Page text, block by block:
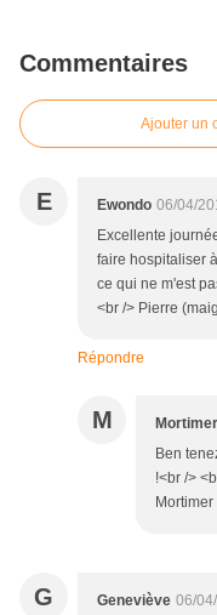
Commentaires
Ajouter un
E Ewondo 06/04/
Excellente
faire hospitaliser
ce qui ne m'est
<br /> Pierre
Répondre
M Mortimer
Ben
!<br />
G Geneviève 06/